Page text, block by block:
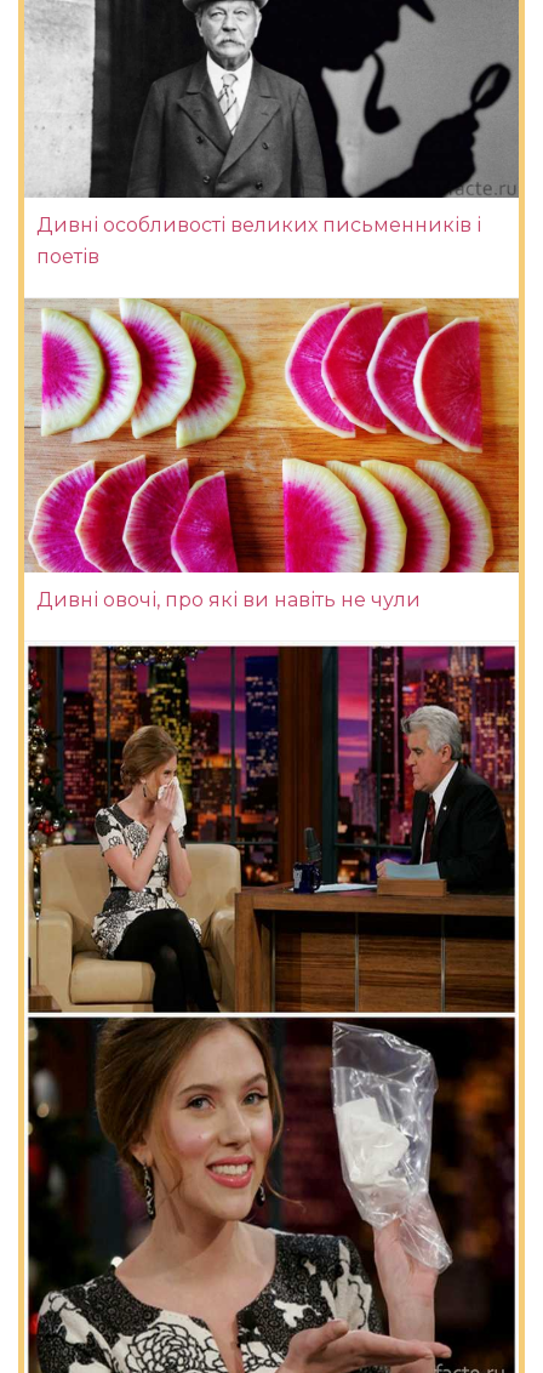
Дивні особливості великих письменників і
поетів
Дивні овочі, про які ви навіть не чули